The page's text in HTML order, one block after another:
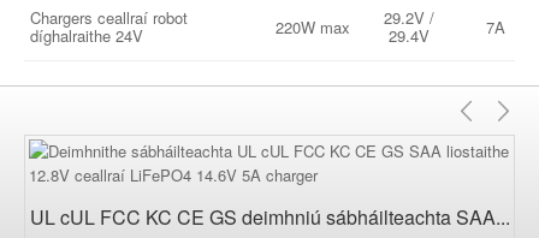
Chargers ceallraí robot
díghalraithe 24V 220W max 29.2V /
29.4V 7A
Seo
UL cUL FCC KC CE GS deimhniú sábháilteachta SAA...